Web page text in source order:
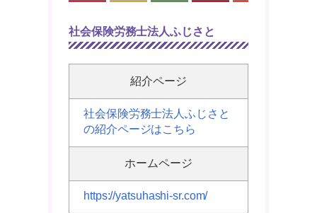
社会保険労務士法人ふじさと
紹介ページ
社会保険労務士法人ふじさと
の紹介ページはこちら
ホームページ
https://yatsuhashi-sr.com/